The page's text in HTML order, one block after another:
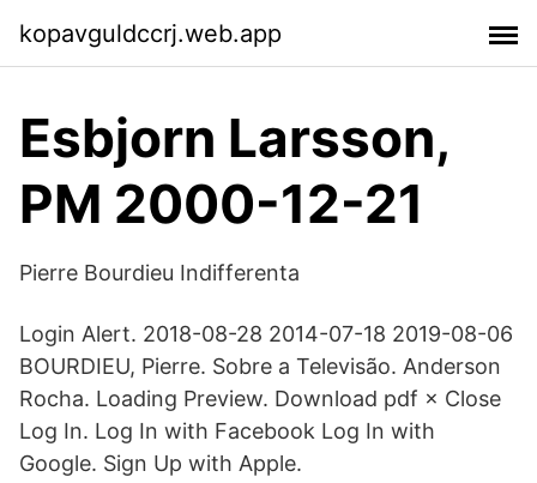
kopavguldccrj.web.app
Esbjorn Larsson,
PM 2000-12-21
Pierre Bourdieu Indifferenta
Login Alert. 2018-08-28 2014-07-18 2019-08-06
BOURDIEU, Pierre. Sobre a Televisão. Anderson
Rocha. Loading Preview. Download pdf × Close
Log In. Log In with Facebook Log In with
Google. Sign Up with Apple.